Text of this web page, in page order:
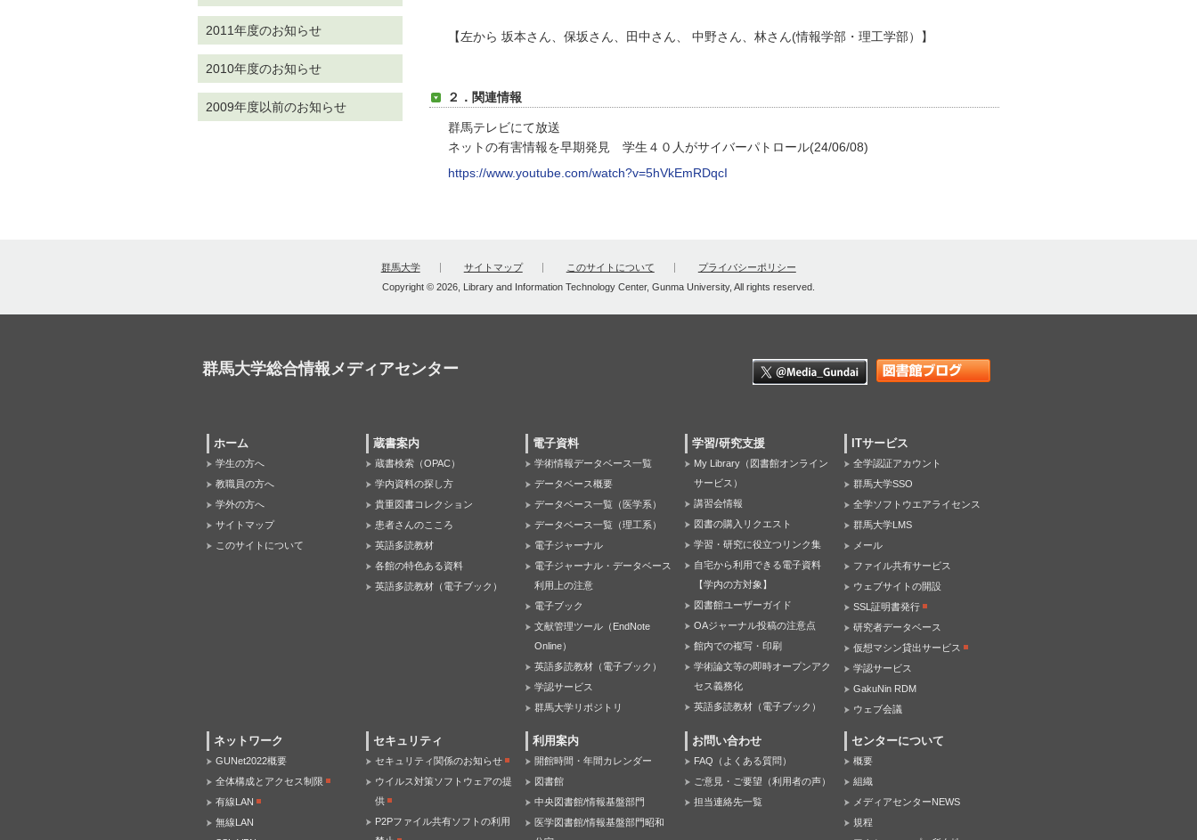
【左から 坂本さん、保坂さん、田中さん、 中野さん、林さん(情報学部・理工学部）】
２．関連情報
群馬テレビにて放送
ネットの有害情報を早期発見 学生４０人がサイバーパトロール(24/06/08)
https://www.youtube.com/watch?v=5hVkEmRDqcI
2011年度のお知らせ
2010年度のお知らせ
2009年度以前のお知らせ
群馬大学 サイトマップ このサイトについて
プライバシーポリシー
Copyright © 2026, Library and Information Technology Center, Gunma University, All rights reserved.
群馬大学総合情報メディアセンター
ホーム
学生の方へ
教職員の方へ
学外の方へ
サイトマップ
このサイトについて
蔵書案内
蔵書検索（OPAC）
学内資料の探し方
貴重図書コレクション
患者さんのこころ
英語多読教材
各館の特色ある資料
英語多読教材（電子ブック）
電子資料
学術情報データベース一覧
データベース概要
データベース一覧（医学系）
データベース一覧（理工系）
電子ジャーナル
電子ジャーナル・データベース
利用上の注意
電子ブック
文献管理ツール（EndNote
Online）
英語多読教材（電子ブック）
学認サービス
群馬大学リポジトリ
学習/研究支援
My Library（図書館オンライン
サービス）
講習会情報
図書の購入リクエスト
学習・研究に役立つリンク集
自宅から利用できる電子資料
【学内の方対象】
図書館ユーザーガイド
OAジャーナル投稿の注意点
館内での複写・印刷
学術論文等の即時オープンアク
セス義務化
英語多読教材（電子ブック）
ITサービス
全学認証アカウント
群馬大学SSO
全学ソフトウエアライセンス
群馬大学LMS
メール
ファイル共有サービス
ウェブサイトの開設
SSL証明書発行
研究者データベース
仮想マシン貸出サービス
学認サービス
GakuNin RDM
ウェブ会議
ネットワーク
GUNet2022概要
全体構成とアクセス制限
有線LAN
無線LAN
セキュリティ
セキュリティ関係のお知らせ
ウイルス対策ソフトウェアの提
供
P2Pファイル共有ソフトの利用
利用案内
開館時間・年間カレンダー
図書館
中央図書館/情報基盤部門
医学図書館/情報基盤部門昭和
お問い合わせ
FAQ（よくある質問）
ご意見・ご要望（利用者の声）
担当連絡先一覧
センターについて
概要
組織
メディアセンターNEWS
規程